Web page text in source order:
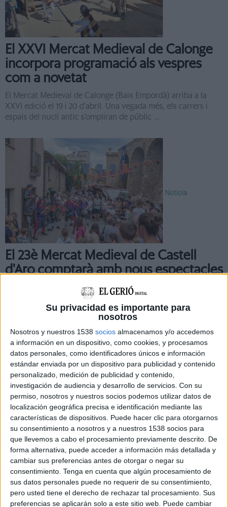
Su privacidad es importante para
nosotros
Nosotros y nuestros 1538 socios almacenamos y/o accedemos
a información en un dispositivo, como cookies, y procesamos
datos personales, como identificadores únicos e información
estándar enviada por un dispositivo para publicidad y contenido
personalizado, medición de publicidad y contenido,
investigación de audiencia y desarrollo de servicios. Con su
permiso, nosotros y nuestros socios podemos utilizar datos de
localización geográfica precisa e identificación mediante las
características de dispositivos. Puede hacer clic para otorgarnos
su consentimiento a nosotros y a nuestros 1538 socios para
que llevemos a cabo el procesamiento previamente descrito. De
forma alternativa, puede acceder a información más detallada y
cambiar sus preferencias antes de otorgar o negar su
consentimiento. Tenga en cuenta que algún procesamiento de
sus datos personales puede no requerir de su consentimiento,
pero usted tiene el derecho de rechazar tal procesamiento. Sus
preferencias se aplicarán solo a este sitio web. Puede cambiar
El XXVI Mercat Medieval de Calonge
incorpora programació als vespres
com a novetat
El Mercat Medieval de Calonge (Baix Empordà) arriba a la
XXVI edició el 19 i 20 d'abril. Una vegada més, els carrers i
espais del nucli antic s’ompliran de públic ...
Notícia
El 23è Mercat Medieval de Castell
d'Aro comptarà amb nous espectacles
i restauradors
ve el 23è Mercat Medieval en el seu nucli històric, un espai
Notícia
El 25è Mercat Medieval de Calonge
programa mig centenar d'activitats